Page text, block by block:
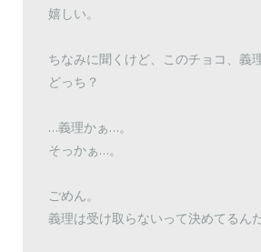
嬉しい。
ちなみに聞くけど、このチョコ、義
どっち？
…義理かぁ…。
そっかぁ…。
ごめん。
義理は受け取らないって決めてるんだ